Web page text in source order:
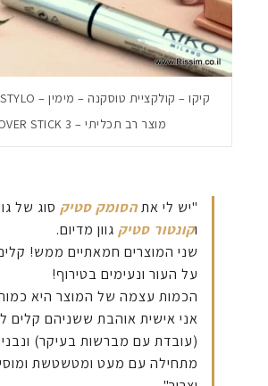
מוצר רב תכליתי – 3 IN ONE ALL OVER STICK
"יש לי אתהסומק סטיק סוג של
וקונטור סטיק גוון מדיום.
שני המוצרים חמאתיים ממש!
על העור ונעימים בטירוף!
הכמות עצמה של המוצר היא
אני אישית אוהבת ששניהם קלים
(עובדת עם מברשות בעיקר)
מתחילה עם מעט ומטשטשת